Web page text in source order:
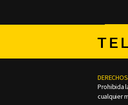
Prohibida
cualquier